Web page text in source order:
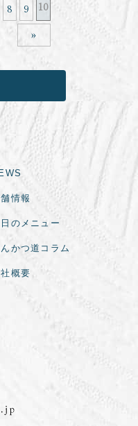
8 9 10
»
情報
のメニュー
んかつ道コラム
概要